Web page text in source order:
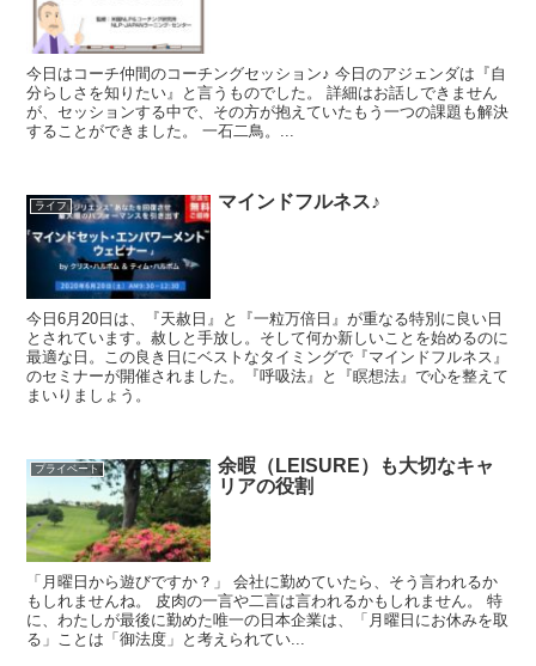
今日はコーチ仲間のコーチングセッション♪ 今日のアジェンダは『自
分らしさを知りたい』と言うものでした。 詳細はお話しできません
が、セッションする中で、その方が抱えていたもう一つの課題も解決
することができました。 一石二鳥。...
ライフ マインドフルネス♪
今日6月20日は、『天赦日』と『一粒万倍日』が重なる特別に良い日
とされています。赦しと手放し。そして何か新しいことを始めるのに
最適な日。この良き日にベストなタイミングで『マインドフルネス』
のセミナーが開催されました。『呼吸法』と『瞑想法』で心を整えて
まいりましょう。
プライベート
余暇（LEISURE）も大切なキャ
リアの役割
「月曜日から遊びですか？」 会社に勤めていたら、そう言われるか
もしれませんね。 皮肉の一言や二言は言われるかもしれません。 特
に、わたしが最後に勤めた唯一の日本企業は、「月曜日にお休みを取
る」ことは「御法度」と考えられてい...